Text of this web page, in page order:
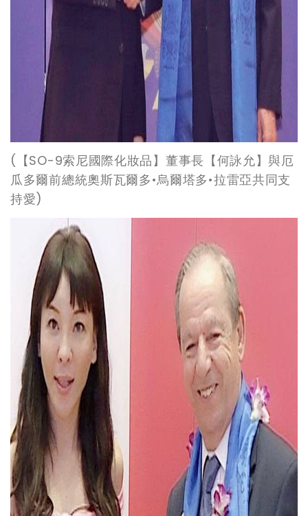
( 【SO-9索尼國際化妝品】董事長【何詠允】與厄
瓜多爾前總統奧斯瓦爾多•烏爾塔多•拉雷亞共同支
持愛)